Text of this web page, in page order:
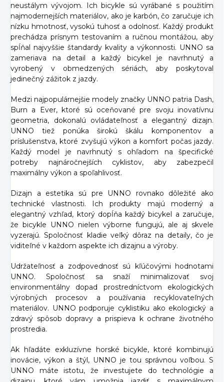
neustálym vývojom. Ich bicykle sú vyrábané s použitím
najmodernejších materiálov, ako je karbón, čo zaručuje ich
nízku hmotnosť, vysokú tuhosť a odolnosť. Každý produkt
prechádza prísnym testovaním a ručnou montážou, aby
spĺňal najvyššie štandardy kvality a výkonnosti. UNNO sa
zameriava na detail a každý bicykel je navrhnutý a
vyrobený v obmedzených sériách, aby poskytoval
jedinečný zážitok z jazdy.
Medzi najpopulárnejšie modely značky UNNO patria Dash,
Burn a Ever, ktoré sú oceňované pre svoju inovatívnu
geometria, dokonalú ovládateľnosť a elegantný dizajn.
UNNO tiež ponúka širokú škálu komponentov a
príslušenstva, ktoré zvyšujú výkon a komfort počas jazdy.
Každý model je navrhnutý s ohľadom na špecifické
potreby najnáročnejších cyklistov, aby zabezpečil
maximálny výkon a spoľahlivosť.
Dizajn a estetika sú pre UNNO rovnako dôležité ako
technické vlastnosti. Ich produkty majú moderný a
elegantný vzhľad, ktorý dopĺňa každý bicykel a zaručuje,
že bicykle UNNO nielen výborne fungujú, ale aj skvele
vyzerajú. Spoločnosť kladie veľký dôraz na detaily, čo je
viditeľné v každom aspekte ich dizajnu a výroby.
Udržateľnosť a zodpovednosť sú kľúčovými hodnotami
UNNO. Spoločnosť sa snaží minimalizovať svoj
environmentálny dopad prostredníctvom ekologických
výrobných procesov a používania recyklovateľných
materiálov. UNNO podporuje cyklistiku ako ekologický a
zdravý spôsob dopravy a prispieva k ochrane životného
prostredia.
Ak hľadáte exkluzívne horské bicykle, ktoré kombinujú
inovácie, výkon a štýl, UNNO je tou správnou voľbou. S
UNNO máte istotu, že investujete do technológie a